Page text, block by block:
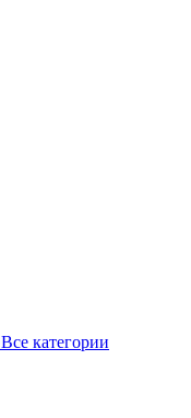
Все категории